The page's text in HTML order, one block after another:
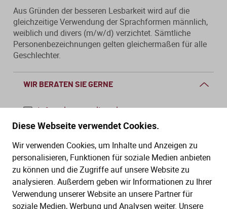
Diese Webseite verwendet Cookies.
Wir verwenden Cookies, um Inhalte und Anzeigen zu
personalisieren, Funktionen für soziale Medien anbieten
zu können und die Zugriffe auf unsere Website zu
analysieren. Außerdem geben wir Informationen zu Ihrer
Verwendung unserer Website an unsere Partner für
soziale Medien, Werbung und Analysen weiter. Unsere
WIR BERATEN SIE GERNE
info@dws-medien.de
Mo.–Do. 08:00–16:00 Uhr
Fr. 08:00–13:30 Uhr
SERVICE
Aus Gründen der besseren Lesbarkeit wird auf die
gleichzeitige Verwendung der Sprachformen männlich,
weiblich und divers (m/w/d) verzichtet. Sämtliche
Personenbezeichnungen gelten gleichermaßen für alle
Geschlechter.